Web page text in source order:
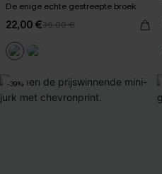
De enige echte gestreepte broek
22,00 €36,00 €
-39%